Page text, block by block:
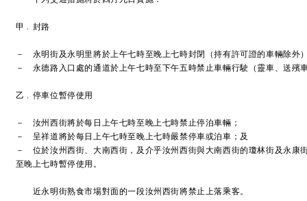
甲﹒封路
－ 永明街及永明里將於上午七時至晚上七時封閉（持有許可證的車輛除外
－ 永德路入口處的通道於上午七時至下午五時禁止車輛行駛（靈車、送殯
乙﹒停車位暫停使用
－ 汝州西街將於每日上午七時至晚上七時禁止停泊車輛；
－ 呈祥道將於每日上午七時至晚上七時嚴禁停車或泊車；及
－ 位於汝州西街、大南西街，及介乎汝州西街與大南西街的瓊林街及永康
至晚上七時暫停使用。
近永明街熟食市場對面的一段汝州西街將禁止上落乘客。